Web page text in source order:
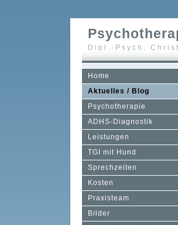
Dipl.-Psych.
Home
Aktuelles / Blog
Psychotherapie
ADHS-Diagnostik
Leistungen
TGI mit Hund
Sprechzeiten
Kosten
Praxisteam
Bilder